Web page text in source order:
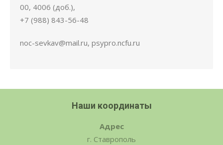
00, 4006 (доб.),
+7 (988) 843-56-48
noc-sevkav@mail.ru, psypro.ncfu.ru
Наши координаты
Адрес
г. Ставрополь